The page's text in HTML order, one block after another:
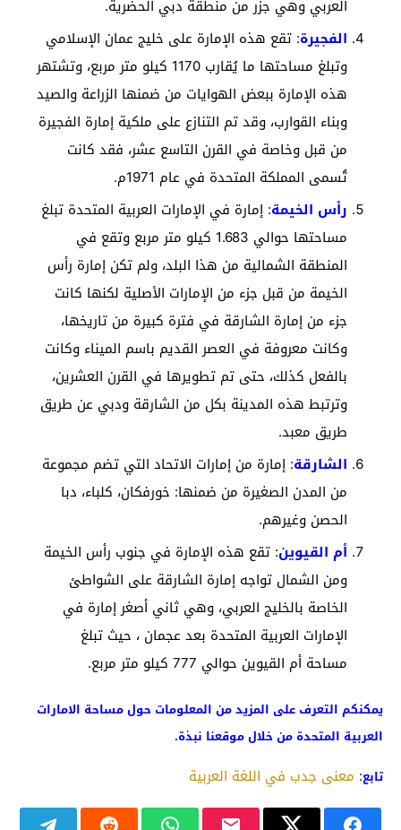
العربي وهي جزر من منطقة دبي الحضرية.
الفجيرة: تقع هذه الإمارة على خليج عمان الإسلامي
وتبلغ مساحتها ما يُقارب 1170 كيلو متر مربع، وتشتهر
هذه الإمارة ببعض الهوايات من ضمنها الزراعة والصيد
وبناء القوارب، وقد تم التنازع على ملكية إمارة الفجيرة
من قبل وخاصة في القرن التاسع عشر، فقد كانت
تُسمى المملكة المتحدة في عام 1971م.
رأس الخيمة: إمارة في الإمارات العربية المتحدة تبلغ
مساحتها حوالي 1.683 كيلو متر مربع وتقع في
المنطقة الشمالية من هذا البلد، ولم تكن إمارة رأس
الخيمة من قبل جزء من الإمارات الأصلية لكنها كانت
جزء من إمارة الشارقة في فترة كبيرة من تاريخها،
وكانت معروفة في العصر القديم باسم الميناء وكانت
بالفعل كذلك، حتى تم تطويرها في القرن العشرين،
وترتبط هذه المدينة بكل من الشارقة ودبي عن طريق
طريق معبد.
الشارقة: إمارة من إمارات الاتحاد التي تضم مجموعة
من المدن الصغيرة من ضمنها: خورفكان، كلباء، دبا
الحصن وغيرهم.
أم القيوين: تقع هذه الإمارة في جنوب رأس الخيمة
ومن الشمال تواجه إمارة الشارقة على الشواطئ
الخاصة بالخليج العربي، وهي ثاني أصغر إمارة في
الإمارات العربية المتحدة بعد عجمان ، حيث تبلغ
مساحة أم القيوين حوالي 777 كيلو متر مربع.
يمكنكم التعرف على المزيد من المعلومات حول مساحة الامارات
العربية المتحدة من خلال موقعنا نبذة.
تابع: معنى جدب في اللغة العربية